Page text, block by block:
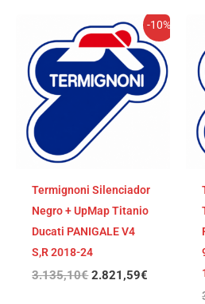
-10%
Termignoni Silenciador
Negro + UpMap Titanio
Ducati PANIGALE V4
S,R 2018-24
3.135,10€
precio
original
era:
3.135,10€.
2.821,59€
El
precio
actual
es: